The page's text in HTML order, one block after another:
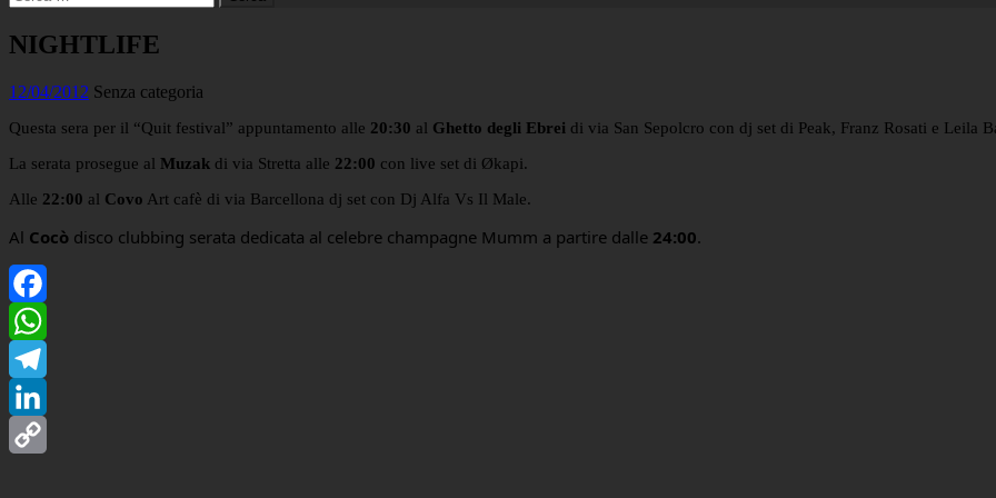
per:
NIGHTLIFE
12/04/2012 Senza categoria
Questa sera per il “Quit festival” appuntamento alle 20:30 al Ghetto degli Ebrei di via San Sepolcro con dj set di Peak, Franz Rosati e Leila
La serata prosegue al Muzak di via Stretta alle 22:00 con live set di Økapi.
Alle 22:00 al Covo Art cafè di via Barcellona dj set con Dj Alfa Vs Il Male.
Al Cocò disco clubbing serata dedicata al celebre champagne Mumm a partire dalle 24:00.
Facebook
WhatsApp
Telegram
LinkedIn